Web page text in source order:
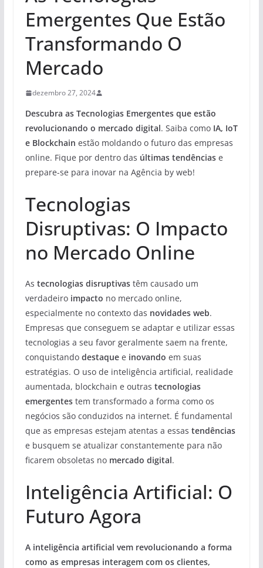
Emergentes Que Estão
Transformando O
Mercado
dezembro 27, 2024
Descubra as Tecnologias Emergentes que estão
revolucionando o mercado digital. Saiba como IA, IoT
e Blockchain estão moldando o futuro das empresas
online. Fique por dentro das últimas tendênciase
prepare-se para inovar na Agência by web!
Tecnologias
Disruptivas: O Impacto
no Mercado Online
As tecnologias disruptivastêm causado um
verdadeiro impacto no mercado online,
especialmente no contexto das novidades web.
Empresas que conseguem se adaptar e utilizar essas
tecnologias a seu favor geralmente saem na frente,
conquistando destaquee inovando em suas
estratégias. O uso de inteligência artificial, realidade
aumentada, blockchain e outras tecnologias
emergentestem transformado a forma como os
negócios são conduzidos na internet. É fundamental
que as empresas estejam atentas a essas tendências
e busquem se atualizar constantemente para não
ficarem obsoletas no mercado digital.
Inteligência Artificial: O
Futuro Agora
A inteligência artificial vem revolucionando a forma
como as empresas interagem com os clientes,